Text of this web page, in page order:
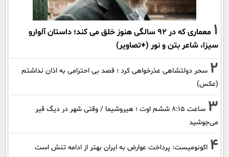
1
معماری که در 92 سالگی هنوز خلق می کند؛ داستان آلوارو
سیزا، شاعر بتن و نور (+تصاویر)
2 سحر دولتشاهی عذرخواهی کرد ؛ قصد بی احترامی به اذان نداشتم
(عکس)
3
ساعت ۸:۱۵ ششم اوت ؛ هیروشیما / وقتی شهر در دیگ قیر
می‌جوشید
4 اکونومیست: پرداخت عوارض به ایران بهتر از ادامه تنش است